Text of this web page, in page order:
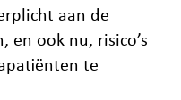
aan de
en ook nu, risico’s
te